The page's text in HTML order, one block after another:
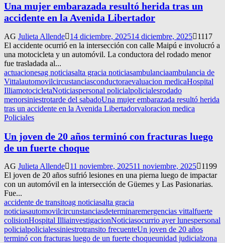
Una mujer embarazada resultó herida tras un
accidente en la Avenida Libertador
AG Julieta Allende 14 diciembre, 202514 diciembre, 2025
1117
El accidente ocurrió en la intersección con calle Maipú e involucró a
una motocicleta y un automóvil. La conductora del rodado menor
fue trasladada al...
actuacionesag noticiasalta gracia noticiasambulanciaambulancia de
Vittalautomovilcircustanciasconductoraevaluacion medicaHospital
IlliamotocicletaNoticiaspersonal policialpolicialesrodado
menorsiniestrotarde del sabadoUna mujer embarazada resultó herida
tras un accidente en la Avenida Libertadorvaloracion medica
Policiales
Un joven de 20 años terminó con fracturas luego
de un fuerte choque
AG Julieta Allende 11 noviembre, 202511 noviembre, 2025
1199
El joven de 20 años sufrió lesiones en una pierna luego de impactar
con un automóvil en la intersección de Güemes y Las Pasionarias.
Fue...
accidente de transitoag noticiasalta gracia
noticiasautomovilcircunstanciasdeterminaremergencias vittalfuerte
colisionHospital IlliainvestigacionNoticiasocurrio ayer lunespersonal
policialpolicialessiniestrotransito frecuenteUn joven de 20 años
terminó con fracturas luego de un fuerte choqueunidad judicialzona